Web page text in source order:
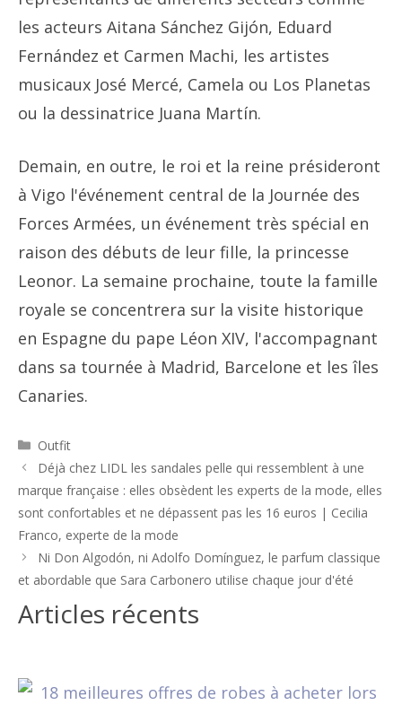
les acteurs Aitana Sánchez Gijón, Eduard
Fernández et Carmen Machi, les artistes
musicaux José Mercé, Camela ou Los Planetas
ou la dessinatrice Juana Martín.
Demain, en outre, le roi et la reine présideront
à Vigo l'événement central de la Journée des
Forces Armées, un événement très spécial en
raison des débuts de leur fille, la princesse
Leonor. La semaine prochaine, toute la famille
royale se concentrera sur la visite historique
en Espagne du pape Léon XIV, l'accompagnant
dans sa tournée à Madrid, Barcelone et les îles
Canaries.
Catégories
Outfit
Navigation
articles
Déjà chez LIDL les sandales pelle qui ressemblent à une
marque française : elles obsèdent les experts de la mode, elles
sont confortables et ne dépassent pas les 16 euros | Cecilia
Franco, experte de la mode
Ni Don Algodón, ni Adolfo Domínguez, le parfum classique
et abordable que Sara Carbonero utilise chaque jour d'été
Articles récents